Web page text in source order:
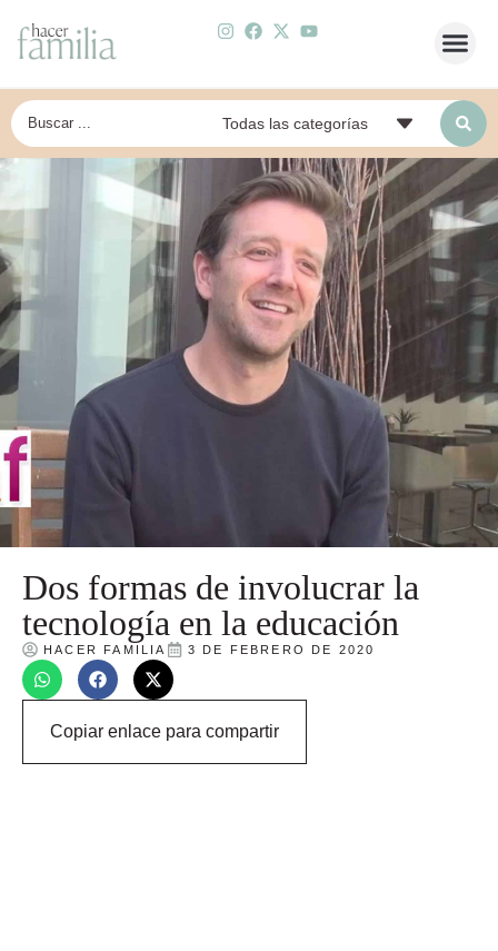
Dos formas de involucrar la
tecnología en la educación
HACER FAMILIA 3 DE FEBRERO DE 2020
Copiar enlace para compartir